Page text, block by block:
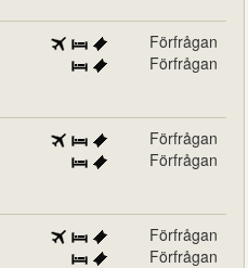
Förfrågan
Förfrågan
Förfrågan
Förfrågan
Förfrågan
Förfrågan